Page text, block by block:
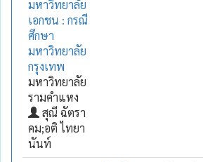
มหาวิทยาลัย
เอกชน : กรณี
ศึกษา
มหาวิทยาลัย
กรุงเทพ
มหาวิทยาลัย
รามคำแหง
สุณี ฉัตรา
คม;อติ ไทยา
นันท์